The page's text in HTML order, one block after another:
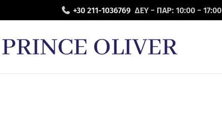
+30 211-1036769 ΔΕΥ − ΠΑΡ: 10:00 − 17:00